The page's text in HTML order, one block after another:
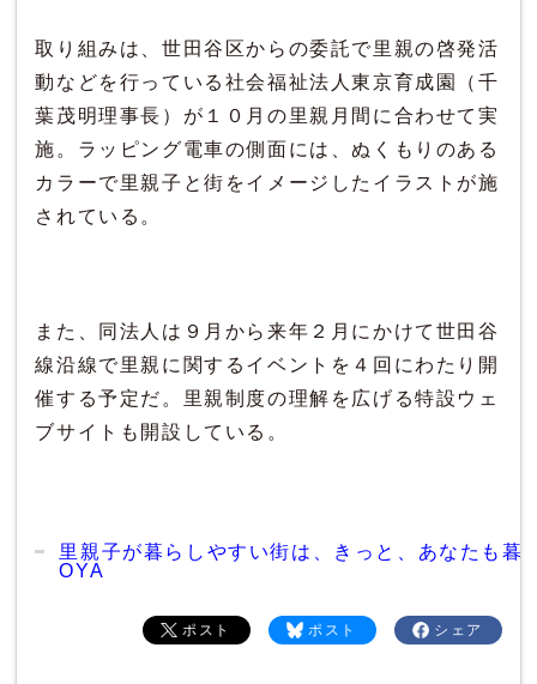
取り組みは、世田谷区からの委託で里親の啓発活
動などを行っている社会福祉法人東京育成園（千
葉茂明理事長）が１０月の里親月間に合わせて実
施。ラッピング電車の側面には、ぬくもりのある
カラーで里親子と街をイメージしたイラストが施
されている。
また、同法人は９月から来年２月にかけて世田谷
線沿線で里親に関するイベントを４回にわたり開
催する予定だ。里親制度の理解を広げる特設ウェ
ブサイトも開設している。
里親子が暮らしやすい街は、きっと、あなたも暮
OYA
シェア
ポスト
ポスト